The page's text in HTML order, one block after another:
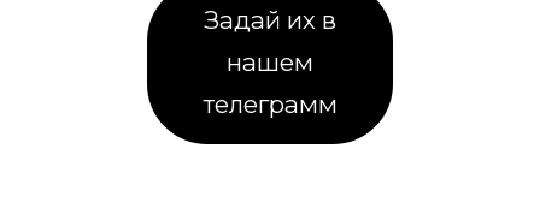
Задай их в
нашем
телеграмм